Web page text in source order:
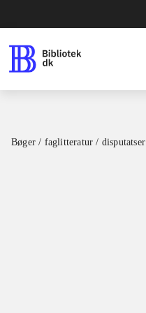
Bøger / faglitteratur / disputatser